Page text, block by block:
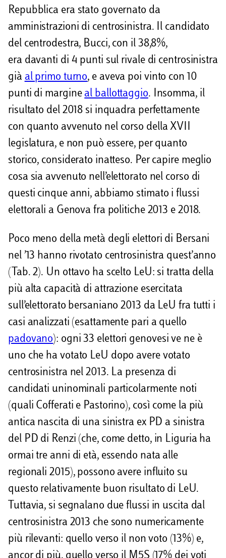
Repubblica era stato governato da
amministrazioni di centrosinistra. Il candidato
del centrodestra, Bucci, con il 38,8%,
era davanti di 4 punti sul rivale di centrosinistra
già al primo turno, e aveva poi vinto con 10
punti di margine al ballottaggio. Insomma, il
risultato del 2018 si inquadra perfettamente
con quanto avvenuto nel corso della XVII
legislatura, e non può essere, per quanto
storico, considerato inatteso. Per capire meglio
cosa sia avvenuto nell’elettorato nel corso di
questi cinque anni, abbiamo stimato i flussi
elettorali a Genova fra politiche 2013 e 2018.
Poco meno della metà degli elettori di Bersani
nel ’13 hanno rivotato centrosinistra quest’anno
(Tab. 2). Un ottavo ha scelto LeU: si tratta della
più alta capacità di attrazione esercitata
sull’elettorato bersaniano 2013 da LeU fra tutti i
casi analizzati (esattamente pari a quello
padovano): ogni 33 elettori genovesi ve ne è
uno che ha votato LeU dopo avere votato
centrosinistra nel 2013. La presenza di
candidati uninominali particolarmente noti
(quali Cofferati e Pastorino), così come la più
antica nascita di una sinistra ex PD a sinistra
del PD di Renzi (che, come detto, in Liguria ha
ormai tre anni di età, essendo nata alle
regionali 2015), possono avere influito su
questo relativamente buon risultato di LeU.
Tuttavia, si segnalano due flussi in uscita dal
centrosinistra 2013 che sono numericamente
più rilevanti: quello verso il non voto (13%) e,